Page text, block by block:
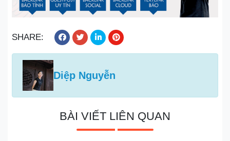
SHARE:
Diệp Nguyễn
BÀI VIẾT LIÊN QUAN